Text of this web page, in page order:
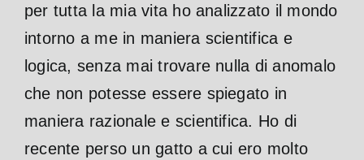
per tutta la mia vita ho analizzato il mondo
intorno a me in maniera scientifica e
logica, senza mai trovare nulla di anomalo
che non potesse essere spiegato in
maniera razionale e scientifica. Ho di
recente perso un gatto a cui ero molto